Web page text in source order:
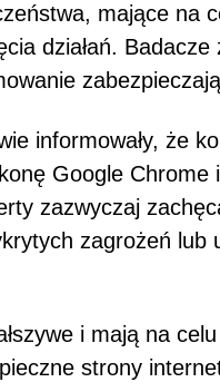
mające na
działań.
informowały, że
Google
zazwyczaj
zagrożeń lub
i mają na
strony